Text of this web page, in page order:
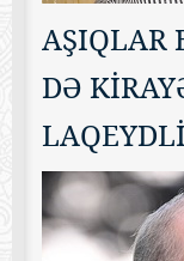
DƏ